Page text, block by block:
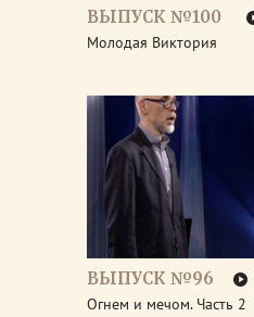
ВЫПУСК №100
Молодая Виктория
ВЫПУСК №96
Огнем и мечом. Часть 2